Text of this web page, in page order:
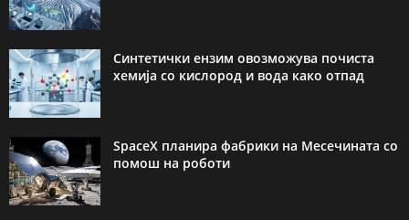
Синтетички ензим овозможува почиста
хемија со кислород и вода како отпад
SpaceX планира фабрики на Месечината со
помош на роботи